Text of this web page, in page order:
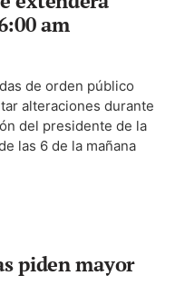
am
de orden público
alteraciones durante
del presidente de la
las 6 de la mañana
piden mayor